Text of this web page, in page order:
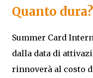
Quanto dura?
Summer Card
dalla data di
rinnoverà al costo